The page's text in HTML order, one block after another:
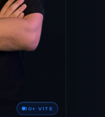
10+ VITE